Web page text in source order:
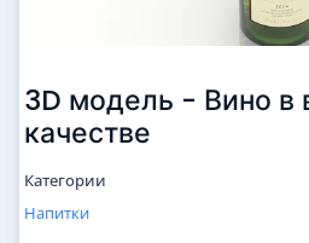
3D модель - Вино в
качестве
Категории
Напитки